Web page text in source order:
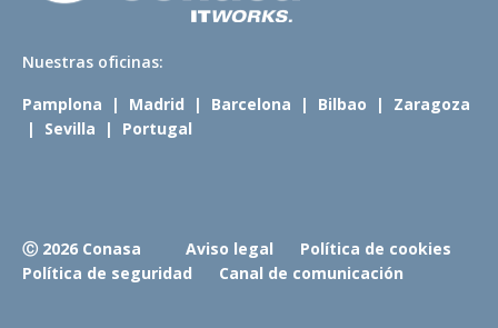
Nuestras oficinas:
Pamplona | Madrid | Barcelona | Bilbao | Zaragoza
| Sevilla | Portugal
Ⓒ 2026 Conasa Aviso legal
Política de cookies
Política de seguridad
Canal de comunicación